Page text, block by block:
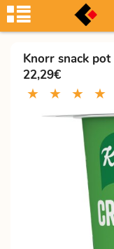
Knorr snack
22,29€
★ ★ ★ ★